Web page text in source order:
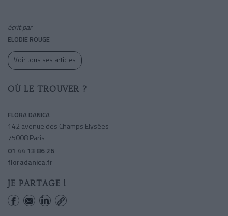
écrit par
ELODIE ROUGE
Voir tous ses articles
OÙ LE TROUVER ?
FLORA DANICA
142 avenue des Champs Elysées
75008 Paris
01 44 13 86 26
floradanica.fr
JE PARTAGE !